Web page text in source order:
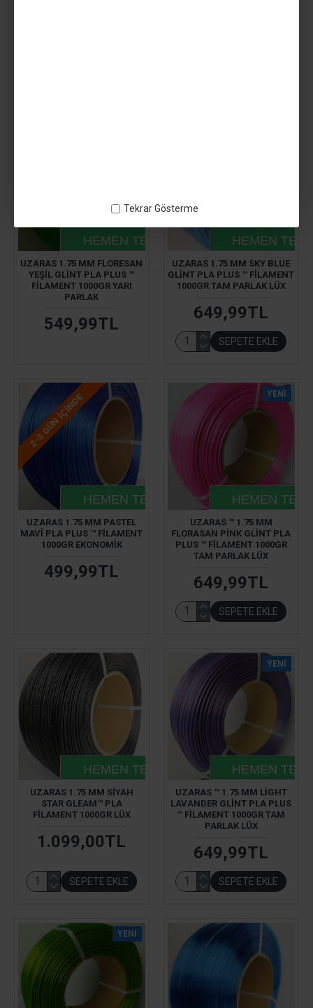
Tekrar Gösterme
HEMEN TESLIM
UZARAS 1.75 MM FLORESAN
YEŞIL GLINT PLA PLUS ™
FILAMENT 1000GR YARI
PARLAK
549,99TL
HEMEN
UZARAS 1.75 MM SKY BLUE
GLINT PLA PLUS ™ FILAMENT
1000GR TAM PARLAK LÜX
649,99TL
SEPETE EKLE
HEMEN TESLIM
2-3 GÜN IÇINDE
UZARAS 1.75 MM PASTEL
MAVİ PLA PLUS ™ FILAMENT
1000GR EKONOMİK
499,99TL
YENI
HEMEN
UZARAS ™ 1.75 MM
FLORASAN PINK GLINT PLA
PLUS ™ FILAMENT 1000GR
TAM PARLAK LÜX
649,99TL
SEPETE EKLE
HEMEN TESLIM
UZARAS 1.75 MM SIYAH
STAR GLEAM™ PLA
FILAMENT 1000GR LÜX
1.099,00TL
SEPETE EKLE
YENI
HEMEN
UZARAS ™ 1.75 MM LIGHT
LAVANDER GLINT PLA PLUS
™ FILAMENT 1000GR TAM
PARLAK LÜX
649,99TL
SEPETE EKLE
YENI